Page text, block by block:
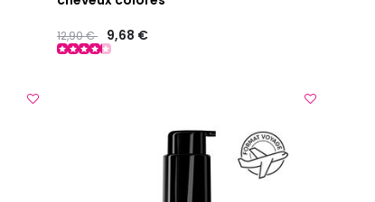
Prix ​​réduit de
12,90 €to9,68 €